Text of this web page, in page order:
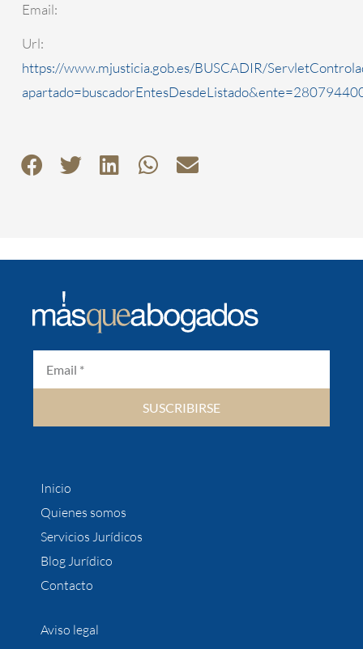
Email:
Url:
https://www.mjusticia.gob.es/BUSCADIR/
SUSCRIBIRSE
Inicio
Quienes somos
Servicios Jurídicos
Blog Jurídico
Contacto
Aviso legal